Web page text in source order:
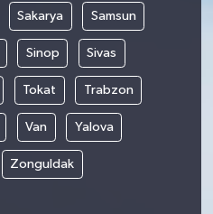
Sakarya Samsun
Sinop Sivas
Tokat Trabzon
Van Yalova
Zonguldak